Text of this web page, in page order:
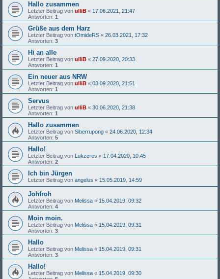
Hallo zusammen
Letzter Beitrag von ulliB « 17.06.2021, 21:47
Antworten: 1
Grüße aus dem Harz
Letzter Beitrag von tOmideRS « 26.03.2021, 17:32
Antworten: 3
Hi an alle
Letzter Beitrag von ulliB « 27.09.2020, 20:33
Antworten: 1
Ein neuer aus NRW
Letzter Beitrag von ulliB « 03.09.2020, 21:51
Antworten: 1
Servus
Letzter Beitrag von ulliB « 30.06.2020, 21:38
Antworten: 1
Hallo zusammen
Letzter Beitrag von Siberrupong « 24.06.2020, 12:34
Antworten: 5
Hallo!
Letzter Beitrag von Lukzeres « 17.04.2020, 10:45
Antworten: 2
Ich bin Jürgen
Letzter Beitrag von angelus « 15.05.2019, 14:59
Johfroh
Letzter Beitrag von Melissa « 15.04.2019, 09:32
Antworten: 4
Moin moin.
Letzter Beitrag von Melissa « 15.04.2019, 09:31
Antworten: 3
Hallo
Letzter Beitrag von Melissa « 15.04.2019, 09:31
Antworten: 3
Hallo!
Letzter Beitrag von Melissa « 15.04.2019, 09:30